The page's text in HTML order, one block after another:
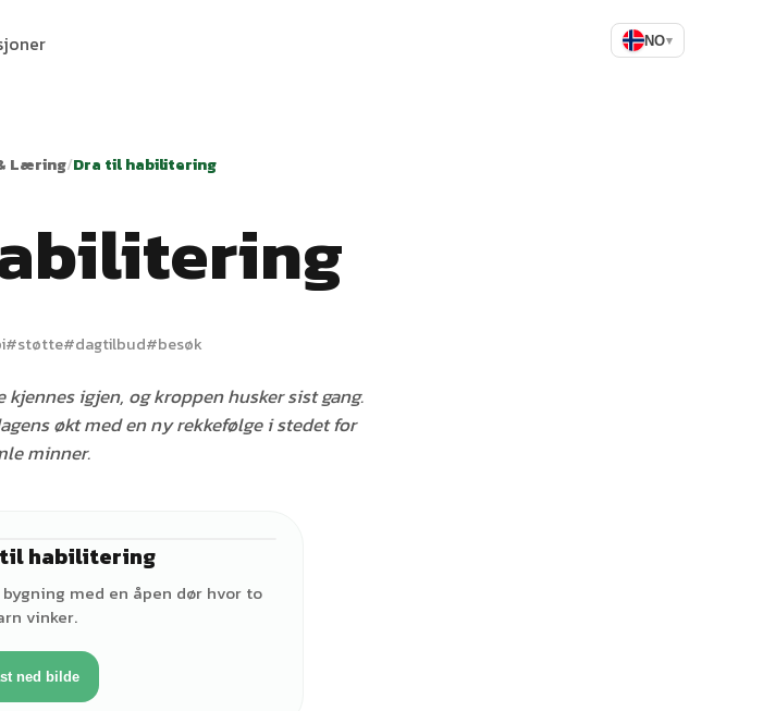
NO▾
Læring/Dra til habilitering
#støtte#dagtilbud#besøk
igjen, og kroppen husker sist gang.
økt med en ny rekkefølge i stedet for
minner.
habilitering
med en åpen dør hvor to
vinker.
ned bilde